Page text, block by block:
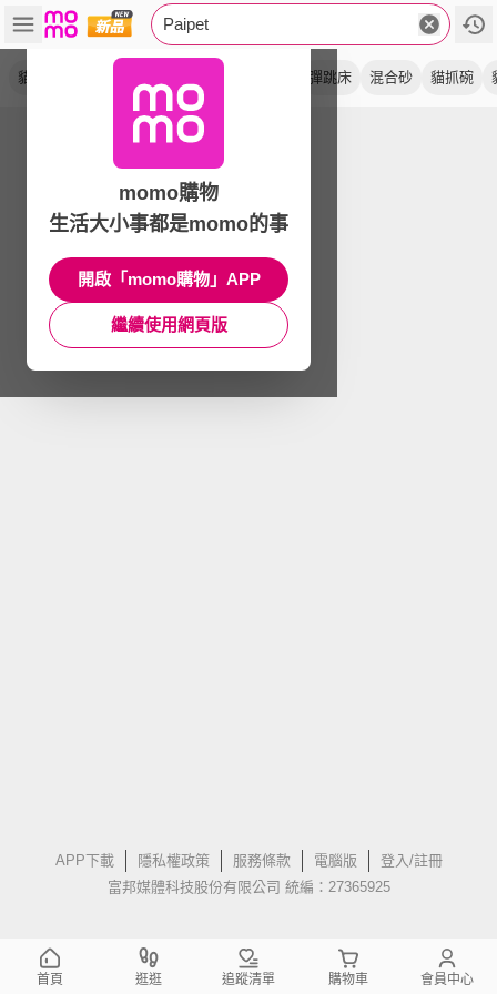
Paipet
貓抓屋 彈跳床 混合砂 貓抓碗
APP下載 隱私權政策 服務條款 電腦版
登入/註冊
富邦媒體科技股份有限公司 統編：27365925
momo購物
生活大小事都是momo的事
開啟「momo購物」APP
繼續使用網頁版
首頁 逛逛 追蹤清單 購物車 會員中心